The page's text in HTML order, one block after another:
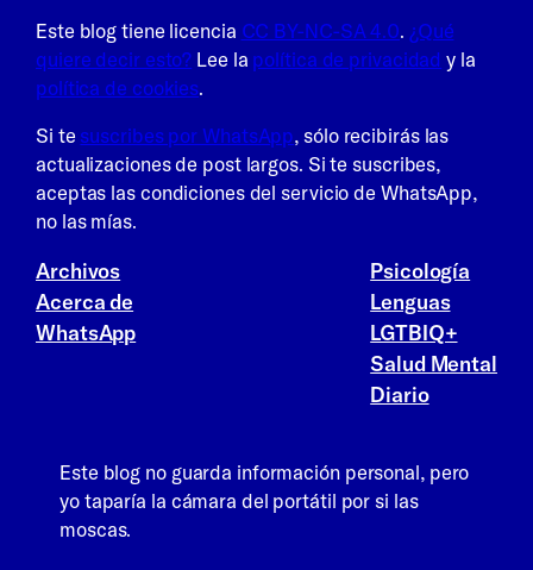
Este blog tiene licencia CC BY-NC-SA 4.0. ¿Qué
quiere decir esto? Lee la política de privacidad y la
política de cookies.
Si te suscribes por WhatsApp, sólo recibirás las
actualizaciones de post largos. Si te suscribes,
aceptas las condiciones del servicio de WhatsApp,
no las mías.
Archivos
Acerca de
WhatsApp
Psicología
Lenguas
LGTBIQ+
Salud Mental
Diario
Este blog no guarda información personal, pero
yo taparía la cámara del portátil por si las
moscas.